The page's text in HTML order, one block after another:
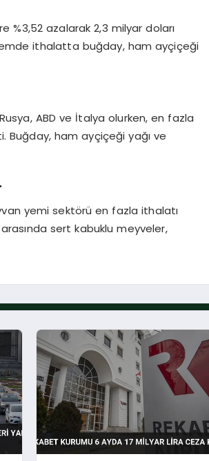
%3,52 azalarak 2,3 milyar doları
ithalatta buğday, ham ayçiçeği
ABD ve İtalya olurken, en fazla
Buğday, ham ayçiçeği yağı ve
yemi sektörü en fazla ithalatı
sert kabuklu meyveler,